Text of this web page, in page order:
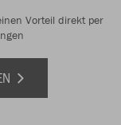
Vorteil direkt per